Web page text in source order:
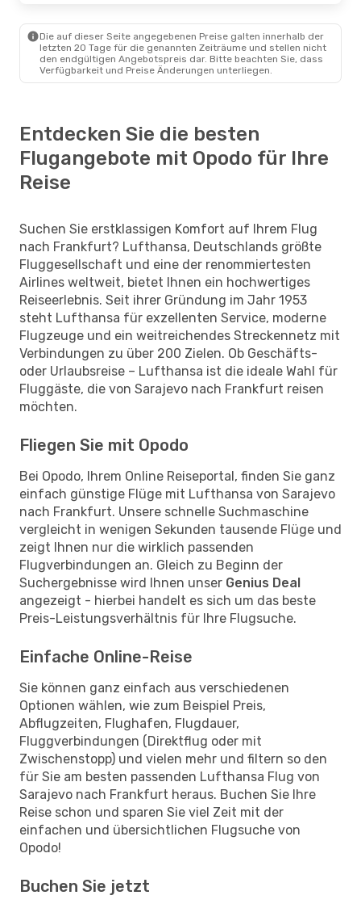
Die auf dieser Seite angegebenen Preise galten innerhalb der
letzten 20 Tage für die genannten Zeiträume und stellen nicht
den endgültigen Angebotspreis dar. Bitte beachten Sie, dass
Verfügbarkeit und Preise Änderungen unterliegen.
Entdecken Sie die besten
Flugangebote mit Opodo für Ihre
Reise
Suchen Sie erstklassigen Komfort auf Ihrem Flug
nach Frankfurt? Lufthansa, Deutschlands größte
Fluggesellschaft und eine der renommiertesten
Airlines weltweit, bietet Ihnen ein hochwertiges
Reiseerlebnis. Seit ihrer Gründung im Jahr 1953
steht Lufthansa für exzellenten Service, moderne
Flugzeuge und ein weitreichendes Streckennetz mit
Verbindungen zu über 200 Zielen. Ob Geschäfts-
oder Urlaubsreise – Lufthansa ist die ideale Wahl für
Fluggäste, die von Sarajevo nach Frankfurt reisen
möchten.
Fliegen Sie mit Opodo
Bei Opodo, Ihrem Online Reiseportal, finden Sie ganz
einfach günstige Flüge mit Lufthansa von Sarajevo
nach Frankfurt. Unsere schnelle Suchmaschine
vergleicht in wenigen Sekunden tausende Flüge und
zeigt Ihnen nur die wirklich passenden
Flugverbindungen an. Gleich zu Beginn der
Suchergebnisse wird Ihnen unser Genius Deal
angezeigt - hierbei handelt es sich um das beste
Preis-Leistungsverhältnis für Ihre Flugsuche.
Einfache Online-Reise
Sie können ganz einfach aus verschiedenen
Optionen wählen, wie zum Beispiel Preis,
Abflugzeiten, Flughafen, Flugdauer,
Fluggverbindungen (Direktflug oder mit
Zwischenstopp) und vielen mehr und filtern so den
für Sie am besten passenden Lufthansa Flug von
Sarajevo nach Frankfurt heraus. Buchen Sie Ihre
Reise schon und sparen Sie viel Zeit mit der
einfachen und übersichtlichen Flugsuche von
Opodo!
Buchen Sie jetzt